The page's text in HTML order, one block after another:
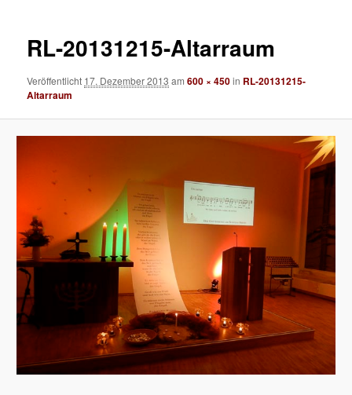
RL-20131215-Altarraum
Veröffentlicht 17. Dezember 2013 am600 × 450in RL-20131215-
Altarraum